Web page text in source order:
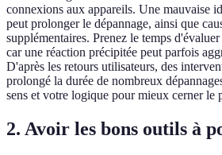
connexions aux appareils. Une mauvaise
peut prolonger le dépannage, ainsi que
supplémentaires. Prenez le temps
car une réaction précipitée peut parfois
D'après les retours utilisateurs, des
prolongé la durée de nombreux
sens et votre logique pour mieux cerner le
2. Avoir les bons outils à